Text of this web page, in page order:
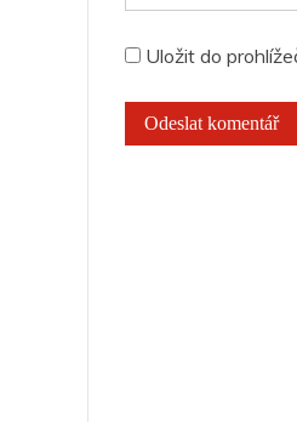
Uložit do